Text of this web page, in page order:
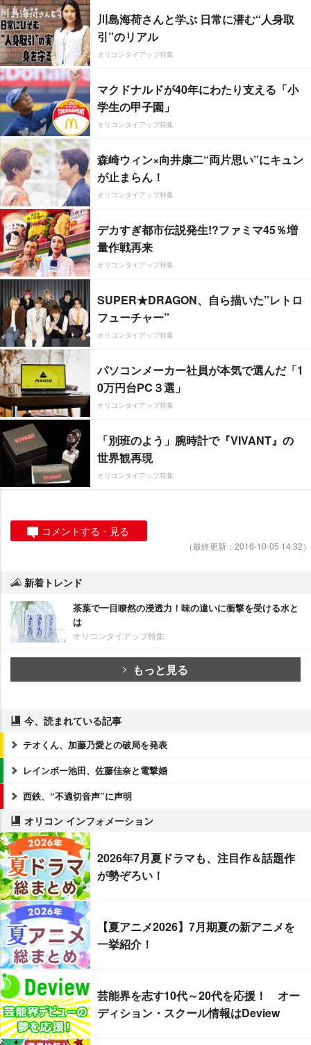
川島海荷さんと学ぶ 日常に潜む“人身取
引”のリアル
オリコンタイアップ特集
マクドナルドが40年にわたり支える「小
学生の甲子園」
オリコンタイアップ特集
森崎ウィン×向井康二“両片思い”にキュン
が止まらん！
オリコンタイアップ特集
デカすぎ都市伝説発生!?ファミマ45％増
量作戦再来
オリコンタイアップ特集
SUPER★DRAGON、自ら描いた”レトロ
フューチャー”
オリコンタイアップ特集
パソコンメーカー社員が本気で選んだ「1
0万円台PC３選」
オリコンタイアップ特集
「別班のよう」腕時計で『VIVANT』の
世界観再現
オリコンタイアップ特集
コメントする・見る
（最終更新：2016-10-05 14:32）
新着トレンド
茶葉で一目瞭然の浸透力！味の違いに衝撃を受ける水と
は
オリコンタイアップ特集
もっと見る
今、読まれている記事
テオくん、加藤乃愛との破局を発表
レインボー池田、佐藤佳奈と電撃婚
西鉄、“不適切音声”に声明
オリコン インフォメーション
2026年7月夏ドラマも、注目作＆話題作
が勢ぞろい！
【夏アニメ2026】7月期夏の新アニメを
一挙紹介！
芸能界を志す10代～20代を応援！ オー
ディション・スクール情報はDeview